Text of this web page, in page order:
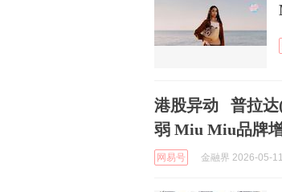
港股异动 普拉达
弱 Miu Miu品牌
网易号 金融界 2026-05-11